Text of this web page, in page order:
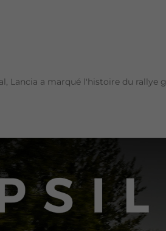
a marqué l'histoire du rallye